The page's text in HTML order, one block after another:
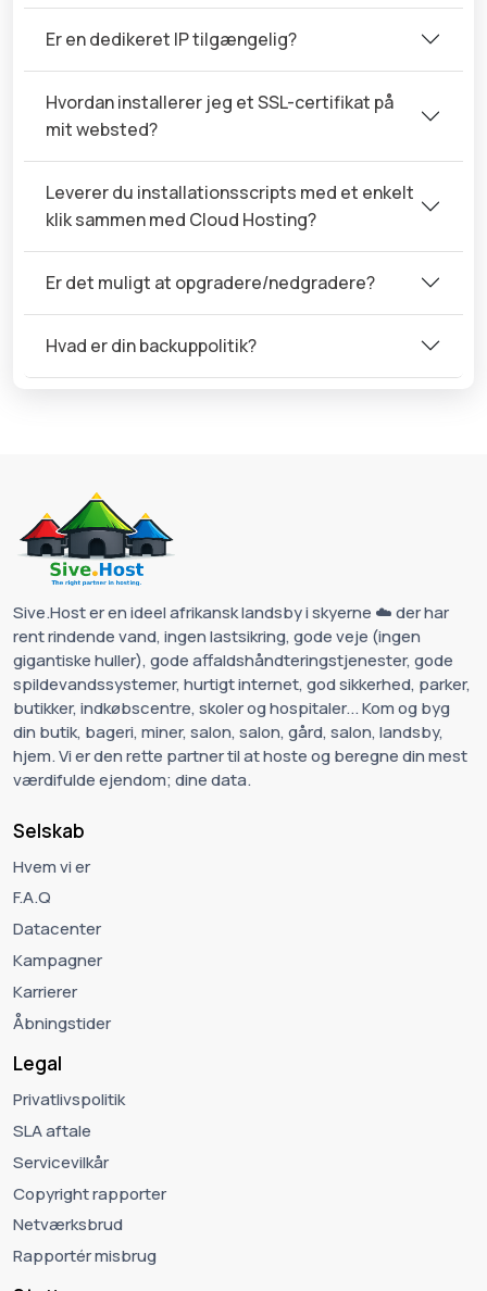
Er en dedikeret IP tilgængelig?
Hvordan installerer jeg et SSL-certifikat på
mit websted?
Leverer du installationsscripts med et enkelt
klik sammen med Cloud Hosting?
Er det muligt at opgradere/nedgradere?
Hvad er din backuppolitik?
Sive.Host er en ideel afrikansk landsby i skyerne ☁️ der har
rent rindende vand, ingen lastsikring, gode veje (ingen
gigantiske huller), gode affaldshåndteringstjenester, gode
spildevandssystemer, hurtigt internet, god sikkerhed, parker,
butikker, indkøbscentre, skoler og hospitaler... Kom og byg
din butik, bageri, miner, salon, salon, gård, salon, landsby,
hjem. Vi er den rette partner til at hoste og beregne din mest
værdifulde ejendom; dine data.
Selskab
Hvem vi er
F.A.Q
Datacenter
Kampagner
Karrierer
Åbningstider
Legal
Privatlivspolitik
SLA aftale
Servicevilkår
Copyright rapporter
Netværksbrud
Rapportér misbrug